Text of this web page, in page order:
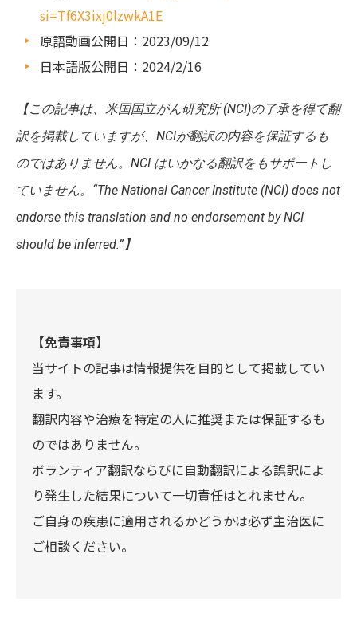
si=Tf6X3ixj0lzwkA1E
原語動画公開日：2023/09/12
日本語版公開日：2024/2/16
【この記事は、米国国立がん研究所 (NCI)の了承を得て翻
訳を掲載していますが、NCIが翻訳の内容を保証するも
のではありません。NCI はいかなる翻訳をもサポートし
ていません。“The National Cancer Institute (NCI) does not
endorse this translation and no endorsement by NCI
should be inferred.”】
【免責事項】
当サイトの記事は情報提供を目的として掲載してい
ます。
翻訳内容や治療を特定の人に推奨または保証するも
のではありません。
ボランティア翻訳ならびに自動翻訳による誤訳によ
り発生した結果について一切責任はとれません。
ご自身の疾患に適用されるかどうかは必ず主治医に
ご相談ください。